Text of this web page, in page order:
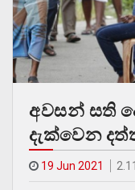
අවසන් සති
දැක්වෙන
19 Jun 2021